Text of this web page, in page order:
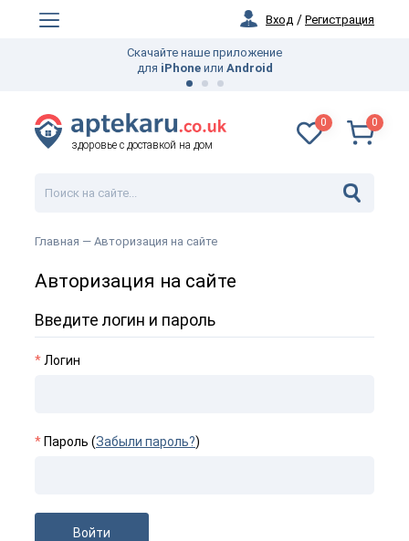
Вход / Регистрация
Скачайте наше приложение
для iPhone или Android
здоровье с доставкой на дом
0 0
Главная — Авторизация на сайте
Авторизация на сайте
Введите логин и пароль
* Логин
* Пароль (Забыли пароль?)
Войти